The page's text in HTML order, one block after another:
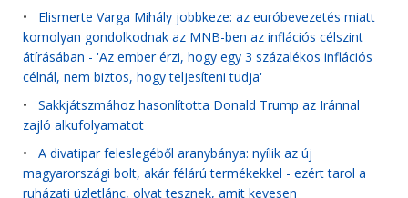
• Elismerte Varga Mihály jobbkeze: az euróbevezetés miatt
komolyan gondolkodnak az MNB-ben az inflációs célszint
átírásában - 'Az ember érzi, hogy egy 3 százalékos inflációs
célnál, nem biztos, hogy teljesíteni tudja'
• Sakkjátszmához hasonlította Donald Trump az Iránnal
zajló alkufolyamatot
• A divatipar feleslegéből aranybánya: nyílik az új
magyarországi bolt, akár félárú termékekkel - ezért tarol a
ruházati üzletlánc, olyat tesznek, amit kevesen